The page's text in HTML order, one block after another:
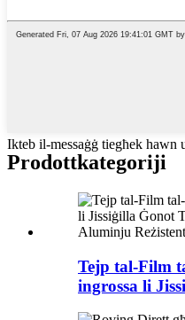
Ikteb il-messaġġ tiegħek hawn
Prodottkategoriji
Tejp tal-Film
ingrossa li